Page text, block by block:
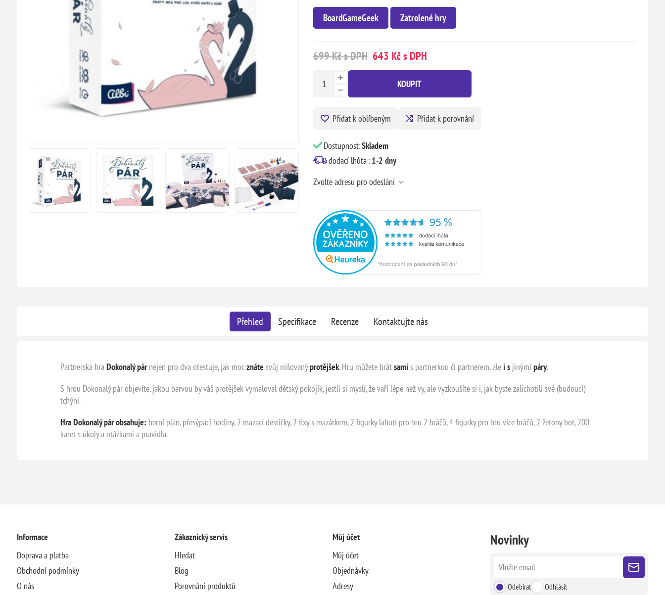
BoardGameGeek Zatrolené hry
699 Kč s DPH 643 Kč s DPH
KOUPIT
Přidat k oblíbeným Přidat k porovnání
Dostupnost:Skladem
dodací lhůta :1-2 dny
Zvolte adresu pro odeslání
Přehled Specifikace Recenze Kontaktujte nás
Partnerská hraDokonalý párnejen pro dva otestuje, jak mocznáte svůj milovanýprotějšek. Hru můžete hrátsamis partnerkou či partnerem, alei sjinými páry.
S hrou Dokonalý pár objevíte, jakou barvou by váš protějšek vymaloval dětský pokojík, jestli si myslí, že vaří lépe než vy, ale vyzkoušíte si i, jak byste zalichotili své (budoucí)
tchýni.
Hra Dokonalý pár obsahuje: herní plán, přesýpací hodiny, 2 mazací destičky, 2 fixy s mazátkem, 2 figurky labutí pro hru 2 hráčů, 4 figurky pro hru více hráčů, 2 žetony bot, 200
karet s úkoly a otázkami a pravidla.
Informace
Doprava a platba
Obchodní podmínky
O nás
Zákaznický servis
Hledat
Blog
Porovnání produktů
Můj účet
Můj účet
Objednávky
Adresy
Novinky
Odebírat Odhlásit